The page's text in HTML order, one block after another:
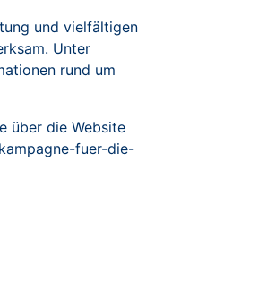
und vielfältigen
Unter
rund um
über die Website
fuer-die-